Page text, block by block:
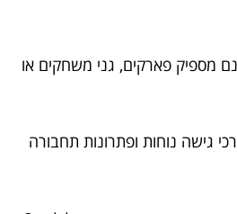
מספיק פארקים, גני משחקים או
גישה נוחות ופתרונות תחבורה